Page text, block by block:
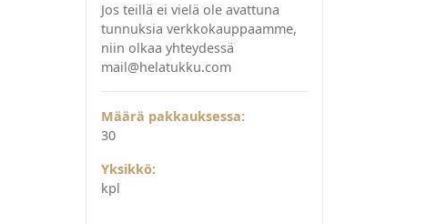
Jos teillä ei vielä ole avattuna
tunnuksia verkkokauppaamme,
niin olkaa yhteydessä
mail@helatukku.com
Määrä pakkauksessa:
30
Yksikkö:
kpl